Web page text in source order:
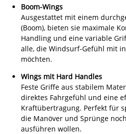
Boom-Wings
Ausgestattet mit einem
(Boom), bieten sie maximale
Handling und eine variable
alle, die Windsurf-Gefühl mit
möchten.
Wings mit Hard Handles
Feste Griffe aus stabilem
direktes Fahrgefühl und eine
Kraftübertragung. Perfekt für
die Manöver und Sprünge
ausführen wollen.